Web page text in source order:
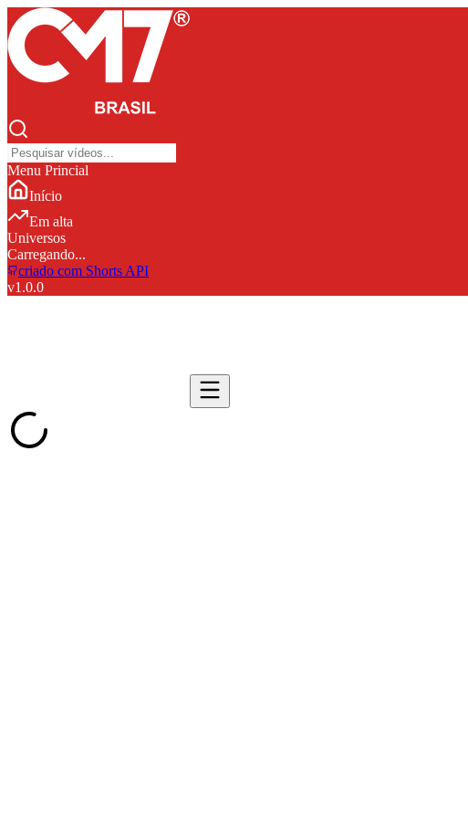
Menu Princial
Início
Em alta
Universos
Carregando...
criado com Shorts API
v1.0.0